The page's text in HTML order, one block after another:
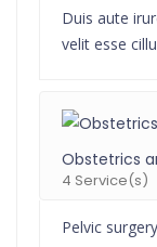
Duis aute
velit esse
Obstetrics
4 Service(s)
Pelvic surgery